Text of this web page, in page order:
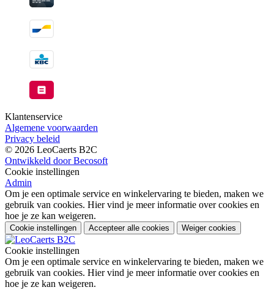
Klantenservice
Algemene voorwaarden
Privacy beleid
© 2026 LeoCaerts B2C
Ontwikkeld door Becosoft
Cookie instellingen
Admin
Om je een optimale service en winkelervaring te bieden, maken we
gebruik van cookies. Hier vind je meer informatie over cookies en
hoe je ze kan weigeren.
Cookie instellingen Accepteer alle cookies Weiger cookies
Cookie instellingen
Om je een optimale service en winkelervaring te bieden, maken we
gebruik van cookies. Hier vind je meer informatie over cookies en
hoe je ze kan weigeren.